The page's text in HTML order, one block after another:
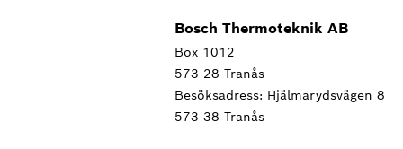
Bosch Thermoteknik AB
Box 1012
573 28 Tranås
Besöksadress: Hjälmarydsvägen 8
573 38 Tranås